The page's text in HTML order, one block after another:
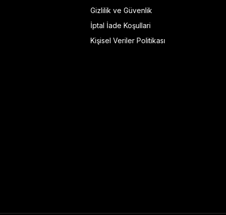
Gizlilik ve Güvenlik
İptal İade Koşullari
Kişisel Veriler Politikası